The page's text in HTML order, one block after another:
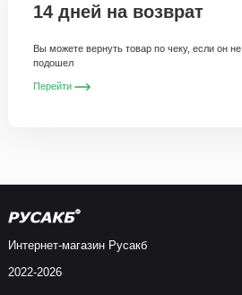
14 дней на возврат
Вы можете вернуть товар по чеку, если он не
подошел
Перейти
Интернет-магазин Русакб
2022-2026